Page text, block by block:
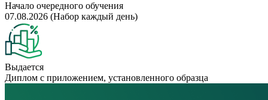
Начало очередного обучения
07.08.2026 (Набор каждый день)
Выдается
Диплом с приложением, установленного образца